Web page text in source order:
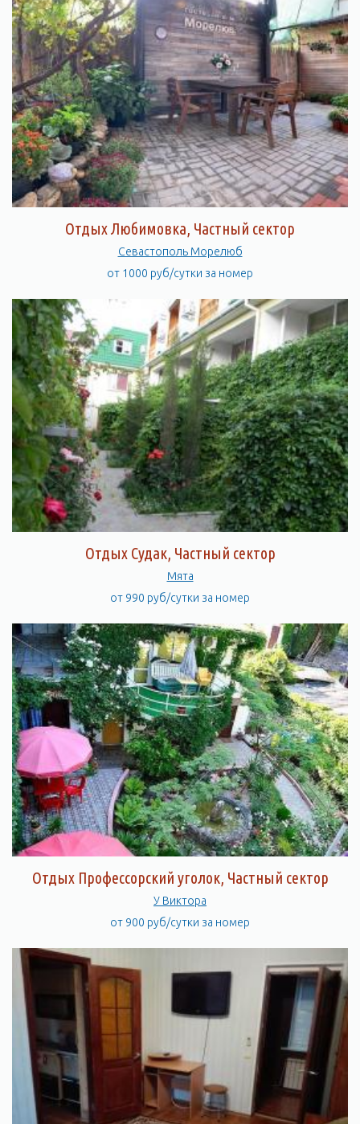
Отдых Любимовка, Частный сектор
Севастополь Морелюб
от 1000 руб/сутки за номер
Отдых Судак, Частный сектор
Мята
от 990 руб/сутки за номер
Отдых Профессорский уголок, Частный сектор
У Виктора
от 900 руб/сутки за номер